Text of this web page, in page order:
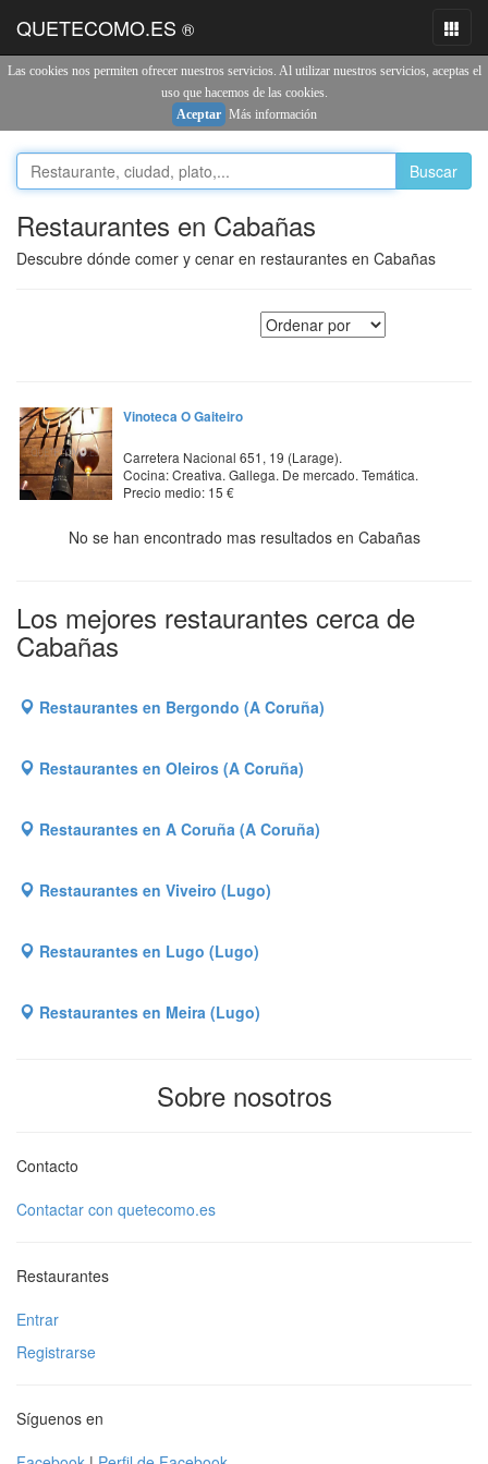
Las cookies nos permiten ofrecer nuestros servicios. Al utilizar nuestros servicios, aceptas el
uso que hacemos de las cookies.
Aceptar Más información
QUETECOMO.ES ®
Buscar
Restaurantes en Cabañas
Descubre dónde comer y cenar en restaurantes en Cabañas
Vinoteca O Gaiteiro
Carretera Nacional 651, 19 (Larage).
Cocina: Creativa. Gallega. De mercado. Temática.
Precio medio: 15 €
No se han encontrado mas resultados en Cabañas
Los mejores restaurantes cerca de
Cabañas
Restaurantes en Bergondo (A Coruña)
Restaurantes en Oleiros (A Coruña)
Restaurantes en A Coruña (A Coruña)
Restaurantes en Viveiro (Lugo)
Restaurantes en Lugo (Lugo)
Restaurantes en Meira (Lugo)
Sobre nosotros
Contacto
Contactar con quetecomo.es
Restaurantes
Entrar
Registrarse
Síguenos en